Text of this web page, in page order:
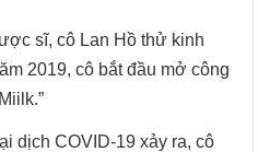
sĩ, cô Lan Hồ thử kinh
2019, cô bắt đầu mở công
dịch COVID-19 xảy ra, cô